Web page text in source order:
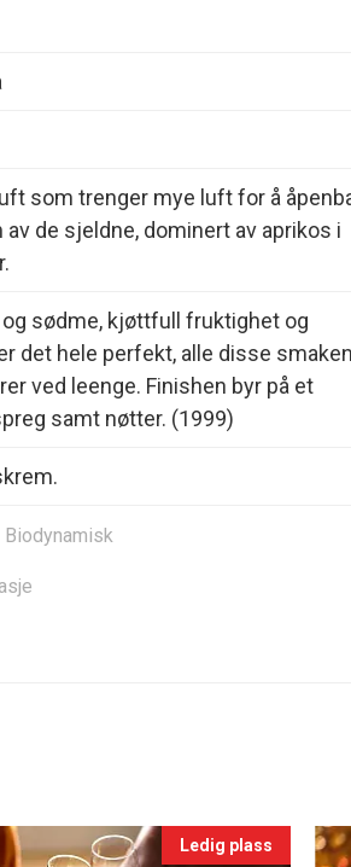
som trenger mye luft for å
de sjeldne, dominert av aprikos i
sødme, kjøttfull fruktighet og
det hele perfekt, alle disse
ved leenge. Finishen byr på et
samt nøtter. (1999)
Biodynamisk
Ledig plass